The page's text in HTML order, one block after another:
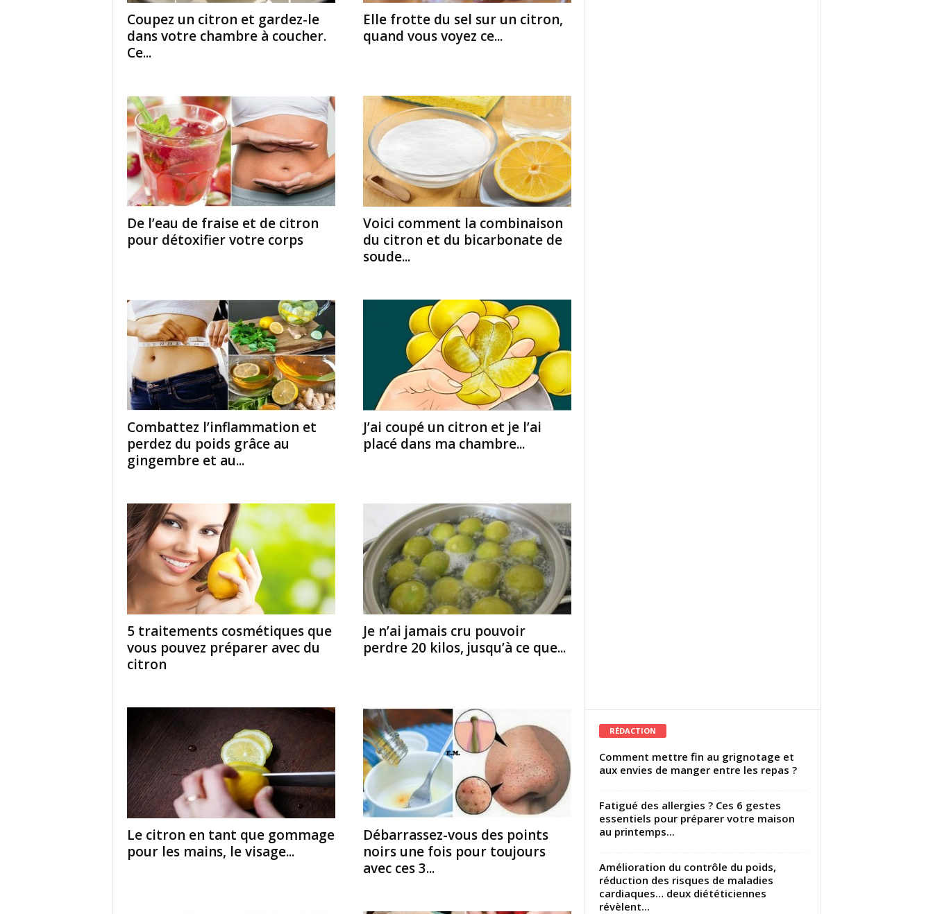
Coupez un citron et gardez-le
dans votre chambre à coucher.
Ce...
Elle frotte du sel sur un citron,
quand vous voyez ce...
De l’eau de fraise et de citron
pour détoxifier votre corps
Voici comment la combinaison
du citron et du bicarbonate de
soude...
Combattez l’inflammation et
perdez du poids grâce au
gingembre et au...
J’ai coupé un citron et je l’ai
placé dans ma chambre...
5 traitements cosmétiques que
vous pouvez préparer avec du
citron
Je n’ai jamais cru pouvoir
perdre 20 kilos, jusqu’à ce que...
Le citron en tant que gommage
pour les mains, le visage...
Débarrassez-vous des points
noirs une fois pour toujours
avec ces 3...
RÉDACTION
Comment mettre fin au grignotage et
aux envies de manger entre les repas ?
Fatigué des allergies ? Ces 6 gestes
essentiels pour préparer votre maison
au printemps...
Amélioration du contrôle du poids,
réduction des risques de maladies
cardiaques… deux diététiciennes
révèlent...